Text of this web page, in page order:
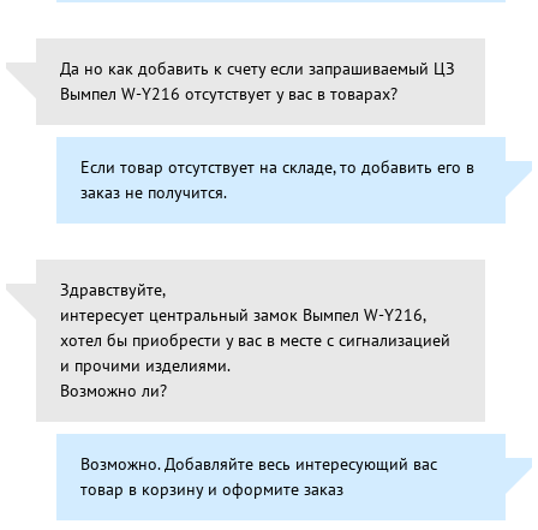
Да но как добавить к счету если запрашиваемый ЦЗ
Вымпел W-Y216 отсутствует у вас в товарах?
Если товар отсутствует на складе, то добавить его в
заказ не получится.
Здравствуйте,
интересует центральный замок Вымпел W-Y216,
хотел бы приобрести у вас в месте с сигнализацией
и прочими изделиями.
Возможно ли?
Возможно. Добавляйте весь интересующий вас
товар в корзину и оформите заказ